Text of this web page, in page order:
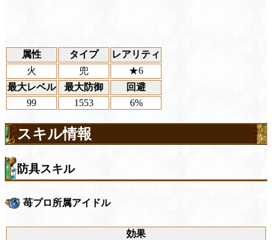
属性 タイプ
レアリティ
火
兜
★6
最大レベル
最大防御
回避
99
1553 6%
スキル情報
防具スキル
苺プロ所属アイドル
効果